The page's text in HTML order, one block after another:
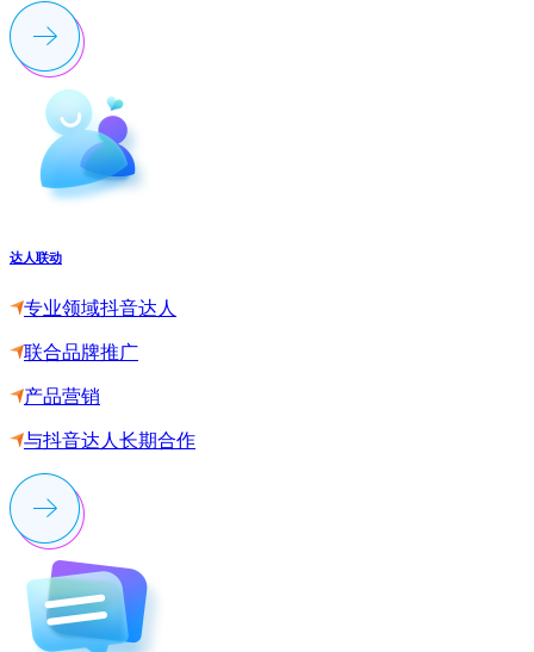
达人联动
专业领域抖音达人
联合品牌推广
产品营销
与抖音达人长期合作